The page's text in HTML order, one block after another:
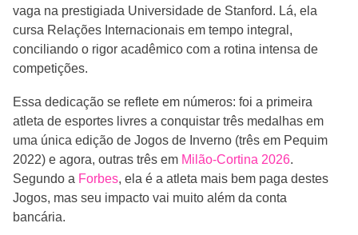
vaga na prestigiada Universidade de Stanford. Lá, ela
cursa Relações Internacionais em tempo integral,
conciliando o rigor acadêmico com a rotina intensa de
competições.
Essa dedicação se reflete em números: foi a primeira
atleta de esportes livres a conquistar três medalhas em
uma única edição de Jogos de Inverno (três em Pequim
2022) e agora, outras três em Milão-Cortina 2026.
Segundo a Forbes, ela é a atleta mais bem paga destes
Jogos, mas seu impacto vai muito além da conta
bancária.